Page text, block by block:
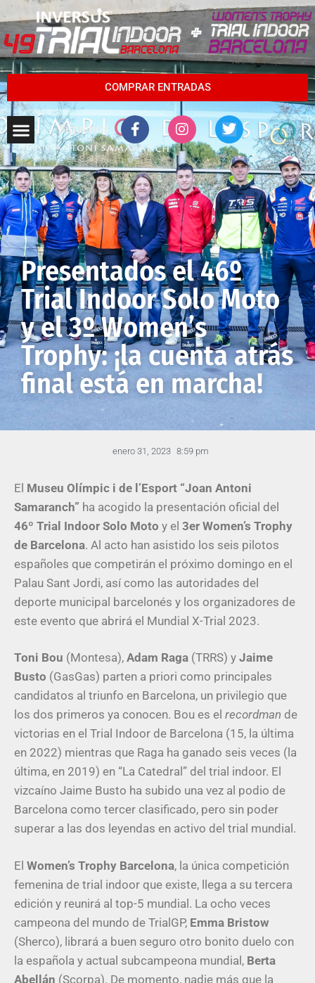
COMPRAR ENTRADAS
Síguenos
Presentados el 46º
Trial Indoor Solo Moto
y el 3º Women’s
Trophy: ¡la cuenta atrás
final está en marcha!
enero 31, 2023 8:59 pm
El Museu Olímpic i de l’Esport “Joan Antoni
Samaranch” ha acogido la presentación oficial del
46º Trial Indoor Solo Moto y el 3er Women’s Trophy
de Barcelona. Al acto han asistido los seis pilotos
españoles que competirán el próximo domingo en el
Palau Sant Jordi, así como las autoridades del
deporte municipal barcelonés y los organizadores de
este evento que abrirá el Mundial X-Trial 2023.
Toni Bou (Montesa), Adam Raga (TRRS) y Jaime
Busto (GasGas) parten a priori como principales
candidatos al triunfo en Barcelona, un privilegio que
los dos primeros ya conocen. Bou es el recordman de
victorias en el Trial Indoor de Barcelona (15, la última
en 2022) mientras que Raga ha ganado seis veces (la
última, en 2019) en “La Catedral” del trial indoor. El
vizcaíno Jaime Busto ha subido una vez al podio de
Barcelona como tercer clasificado, pero sin poder
superar a las dos leyendas en activo del trial mundial.
El Women’s Trophy Barcelona, la única competición
femenina de trial indoor que existe, llega a su tercera
edición y reunirá al top-5 mundial. La ocho veces
campeona del mundo de TrialGP, Emma Bristow
(Sherco), librará a buen seguro otro bonito duelo con
la española y actual subcampeona mundial, Berta
Abellán (Scorpa). De momento, nadie más que la